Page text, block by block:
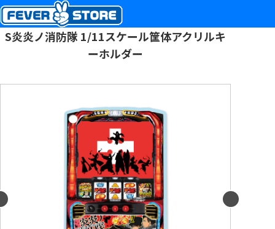
S炎炎ノ消防隊 1/11スケール筐体アクリルキ
ーホルダー